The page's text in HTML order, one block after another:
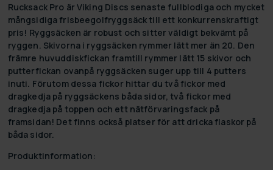
Rucksack Pro är Viking Discs senaste fullblodiga och mycket
mångsidiga frisbeegolfryggsäck till ett konkurrenskraftigt
pris! Ryggsäcken är robust och sitter väldigt bekvämt på
ryggen. Skivorna i ryggsäcken rymmer lätt mer än 20. Den
främre huvuddiskfickan framtill rymmer lätt 15 skivor och
putterfickan ovanpå ryggsäcken suger upp till 4 putters
inuti. Förutom dessa fickor hittar du två fickor med
dragkedja på ryggsäckens båda sidor, två fickor med
dragkedja på toppen och ett nätförvaringsfack på
framsidan! Det finns också platser för att dricka flaskor på
båda sidor.
Produktinformation: